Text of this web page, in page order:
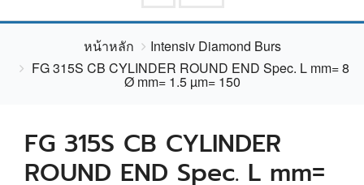
หน้าหลัก
Intensiv Diamond Burs
FG 315S CB CYLINDER ROUND END Spec. L mm= 8
Ø mm= 1.5 µm= 150
FG 315S CB CYLINDER
ROUND END Spec. L mm=